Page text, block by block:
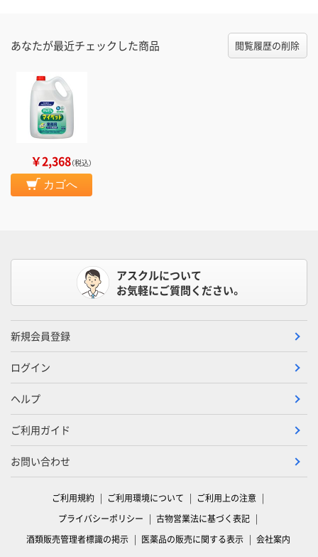
あなたが最近チェックした商品 閲覧履歴の削除
￥2,368（税込）
カゴへ
アスクルについて
お気軽にご質問ください。
新規会員登録
ログイン
ヘルプ
ご利用ガイド
お問い合わせ
ご利用規約 ご利用環境について
ご利用上の注意
プライバシーポリシー
古物営業法に基づく表記
酒類販売管理者標識の掲示
医薬品の販売に関する表示 会社案内